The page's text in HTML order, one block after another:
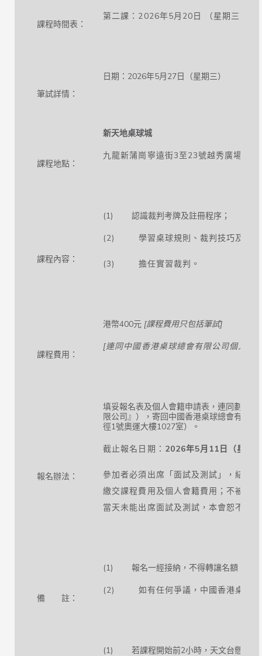
課程時間表：
第二課：2026年5月20日 （星期三
筆試詳情：
日期：2026年5月27日（星期三） 時
課程地點：
新天地桌球城
九龍新蒲崗寧遠街3至23號越秀廣
課程內容：
(1) 認識裁判考牌及註冊程序；
(2) 學習桌球規則、裁判技巧及守
(3) 擔任實習裁判。
課程費用：
港幣400元 [課程費用只包括筆試]
[連同中國香港桌球總會有限公司個人會
報名辦法：
填妥報名表及個人會籍申請表，連同劃線
限公司』），寄回中國香港桌球總會有限
徑1號奧運大樓1027室）。
截止報名日期： 2026年5月11日（星期
參加者必須出席「面試及測試」，結果
繳交課程費用及個人會籍費用；不被取
當天未能出席面試及測試，本會恕不安
備 註：
(1) 報名一經接納，不得轉讓名額；
(2) 如有任何爭議，中國香港桌球總
(1) 若課程開始前2小時，天文台懸掛8號